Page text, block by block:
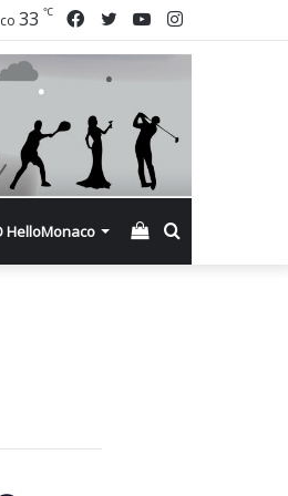
Instagram
YouTube
Twitter
Facebook
33 ℃
HelloMonaco Смотреть